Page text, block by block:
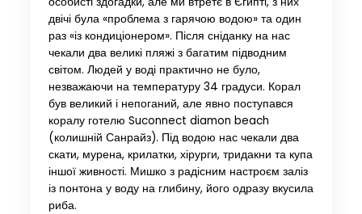
двічі була «проблема з гарячою водою» та один
раз «із кондиціонером». Після сніданку на нас
чекали два великі пляжі з багатим підводним
світом. Людей у ​​воді практично не було,
незважаючи на температуру 34 градуси. Корал
був великий і непоганий, але явно поступався
коралу готелю Suconnect diamon beach
(колишній Санрайз). Під водою нас чекали два
скати, мурена, крилатки, хірурги, тридакни та купа
іншої живності. Мишко з радісним настроєм заліз
із понтона у воду на глибину, його одразу вкусила
риба.